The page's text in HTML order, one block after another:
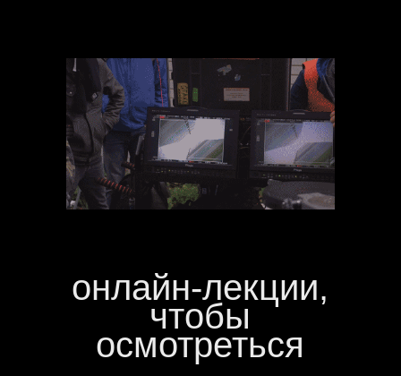
онлайн-лекции,
чтобы
осмотреться